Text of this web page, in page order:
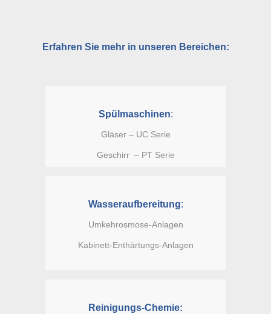
Erfahren Sie mehr in unseren Bereichen:
Spülmaschinen:
Gläser – UC Serie
Geschirr – PT Serie
Wasseraufbereitung:
Umkehrosmose-Anlagen
Kabinett-Enthärtungs-Anlagen
Reinigungs-Chemie: